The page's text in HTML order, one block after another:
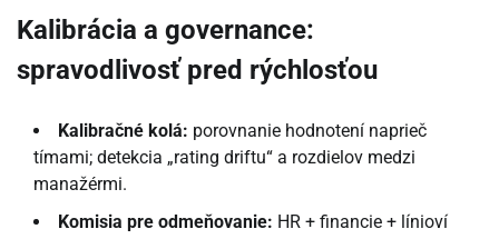
Kalibrácia a governance:
spravodlivosť pred rýchlosťou
Kalibračné kolá: porovnanie hodnotení naprieč
tímami; detekcia „rating driftu“ a rozdielov medzi
manažérmi.
Komisia pre odmeňovanie: HR + financie + línioví